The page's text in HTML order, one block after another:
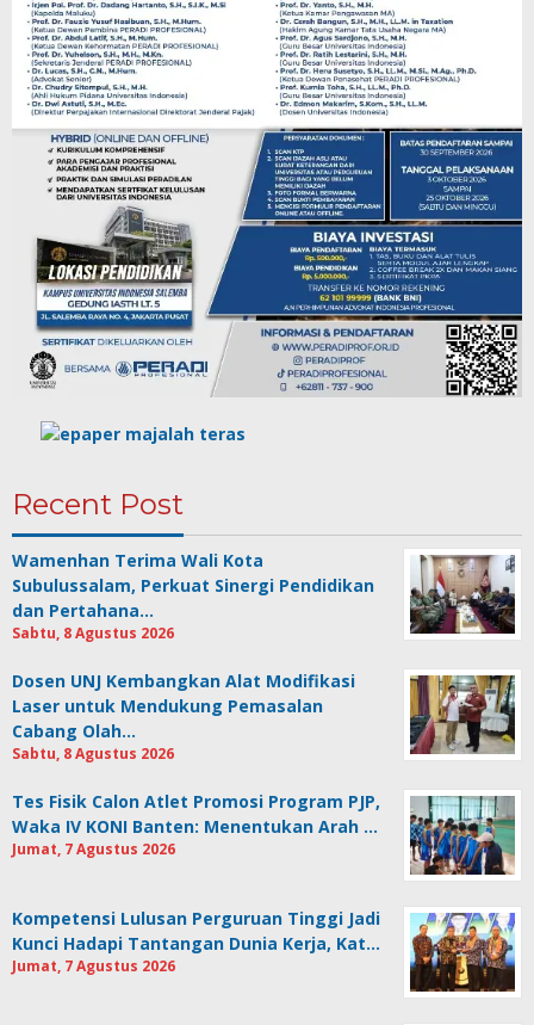
Recent Post
Wamenhan Terima Wali Kota
Subulussalam, Perkuat Sinergi Pendidikan
dan Pertahana…
Sabtu, 8 Agustus 2026
Dosen UNJ Kembangkan Alat Modifikasi
Laser untuk Mendukung Pemasalan
Cabang Olah…
Sabtu, 8 Agustus 2026
Tes Fisik Calon Atlet Promosi Program PJP,
Waka IV KONI Banten: Menentukan Arah …
Jumat, 7 Agustus 2026
Kompetensi Lulusan Perguruan Tinggi Jadi
Kunci Hadapi Tantangan Dunia Kerja, Kat…
Jumat, 7 Agustus 2026